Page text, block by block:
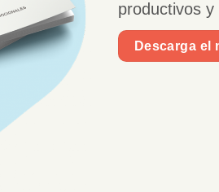
productivos
Descarga el